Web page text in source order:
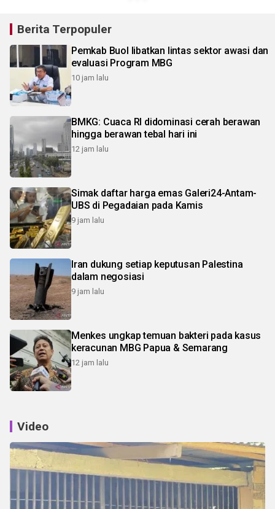
Berita Terpopuler
Pemkab Buol libatkan lintas sektor awasi dan
evaluasi Program MBG
10 jam lalu
BMKG: Cuaca RI didominasi cerah berawan
hingga berawan tebal hari ini
12 jam lalu
Simak daftar harga emas Galeri24-Antam-
UBS di Pegadaian pada Kamis
9 jam lalu
Iran dukung setiap keputusan Palestina
dalam negosiasi
9 jam lalu
Menkes ungkap temuan bakteri pada kasus
keracunan MBG Papua & Semarang
12 jam lalu
Video